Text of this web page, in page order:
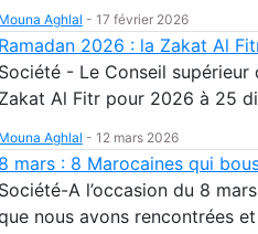
Mouna Aghlal - 17 février 2026
Ramadan 2026 : la Zakat Al
Société - Le Conseil supérieur
Zakat Al Fitr pour 2026 à 25
Mouna Aghlal - 12 mars 2026
8 mars : 8 Marocaines qui
Société-A l’occasion du 8
nous avons rencontrées